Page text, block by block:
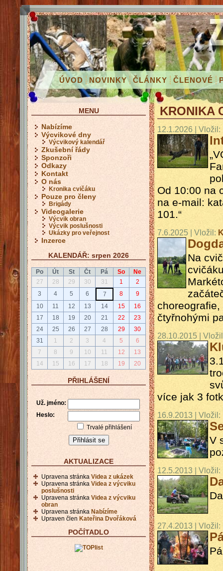
ÚVOD NOVINKY ČLÁNKY ČLENOVÉ
KRONIKA
12.1.2026 | Vložil:
Od 10:00 na
na e-mail:
101.“
7.6.2025 | Vložil:
Na
čtyřnohými
28.10.2015 |
více jak 3
16.9.2013 | Vložil:
V
12.5.2013 | Vložil:
27.4.2013 | Vložil:
MENU
Nabízíme
Výcvikové dny
Výcvikový kalendář
Zkušební řády
Sponzoři
Odkazy
Kontakt
O nás
Kronika cvičáku
Pouze pro členy
Brigády
Videogalerie
Výcvik obran
Výcvik poslušnosti
Ukázky pro veřejnost
Inzerce
KALENDÁŘ: srpen 2026
Po Út St Čt Pá So
Ne
27
28 29 30 31 1
2
3
4 5 6 7 8
9
10
11 12 13 14 15
16
17
18 19 20 21 22
23
24
25 26 27 28 29
30
31
1 2 3 4 5
6
7
8 9 10 11 12
13
14
15 16 17 18 19 20
PŘIHLÁŠENÍ
Už. jméno:
Heslo:
Trvalé přihlášení
AKTUALIZACE
Upravena stránka Videa z ukázek
Upravena stránka Videa z výcviku
poslušnosti
Upravena stránka Videa z výcviku
obran
Upravena stránka Nabízíme
Upraven člen Kateřina Dvořáková
POČÍTADLO